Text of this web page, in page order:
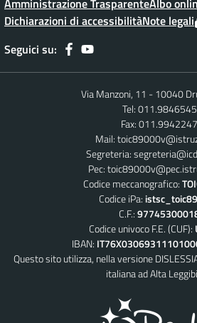
Amministrazione TrasparenteAlbo
Dichiarazioni di accessibilitàNote legali
Seguici su:
Via Manzoni, 11 - 10040
Tel: 011.9846545
Fax: 011.9942247
Mail:
Segreteria:
Pec:
Codice meccanografico:
Codice iPa:
C.F.:
Codice univoco F.E. (CUF):
IBAN:
Questo sito utilizza, nella versione
italiana ad Alta